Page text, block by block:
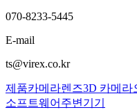
070-8233-5445
E-mail
ts@virex.co.kr
제품카메라렌즈3D 카메라
소프트웨어 주변기기